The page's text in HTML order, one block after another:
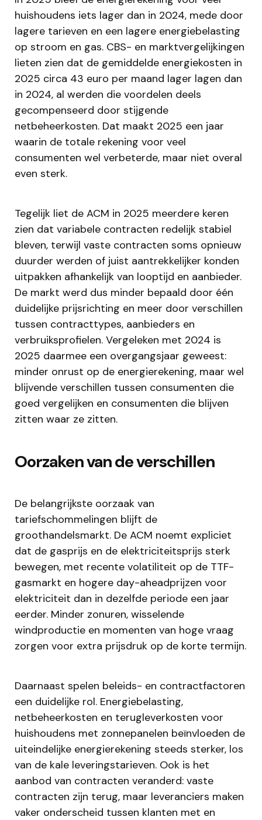
huishoudens iets lager dan in 2024, mede door
lagere tarieven en een lagere energiebelasting
op stroom en gas. CBS- en marktvergelijkingen
lieten zien dat de gemiddelde energiekosten in
2025 circa 43 euro per maand lager lagen dan
in 2024, al werden die voordelen deels
gecompenseerd door stijgende
netbeheerkosten. Dat maakt 2025 een jaar
waarin de totale rekening voor veel
consumenten wel verbeterde, maar niet overal
even sterk.
Tegelijk liet de ACM in 2025 meerdere keren
zien dat variabele contracten redelijk stabiel
bleven, terwijl vaste contracten soms opnieuw
duurder werden of juist aantrekkelijker konden
uitpakken afhankelijk van looptijd en aanbieder.
De markt werd dus minder bepaald door één
duidelijke prijsrichting en meer door verschillen
tussen contracttypes, aanbieders en
verbruiksprofielen. Vergeleken met 2024 is
2025 daarmee een overgangsjaar geweest:
minder onrust op de energierekening, maar wel
blijvende verschillen tussen consumenten die
goed vergelijken en consumenten die blijven
zitten waar ze zitten.
Oorzaken van de verschillen
De belangrijkste oorzaak van
tariefschommelingen blijft de
groothandelsmarkt. De ACM noemt expliciet
dat de gasprijs en de elektriciteitsprijs sterk
bewegen, met recente volatiliteit op de TTF-
gasmarkt en hogere day-aheadprijzen voor
elektriciteit dan in dezelfde periode een jaar
eerder. Minder zonuren, wisselende
windproductie en momenten van hoge vraag
zorgen voor extra prijsdruk op de korte termijn.
Daarnaast spelen beleids- en contractfactoren
een duidelijke rol. Energiebelasting,
netbeheerkosten en terugleverkosten voor
huishoudens met zonnepanelen beïnvloeden de
uiteindelijke energierekening steeds sterker, los
van de kale leveringstarieven. Ook is het
aanbod van contracten veranderd: vaste
contracten zijn terug, maar leveranciers maken
vaker onderscheid tussen klanten met en